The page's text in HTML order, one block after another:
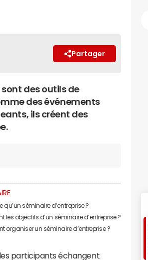
Partager
sont des outils de
des événements
ils créent des
qu’un séminaire d’entreprise ?
les objectifs d’un séminaire d’entreprise ?
organiser un séminaire d’entreprise ?
les participants échangent